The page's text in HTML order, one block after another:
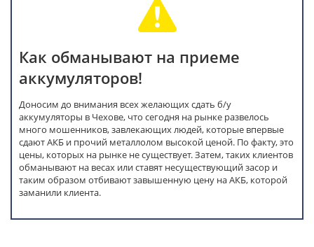
Как обманывают на приеме
аккумуляторов!
Доносим до внимания всех желающих сдать б/у
аккумуляторы в Чехове, что сегодня на рынке развелось
много мошенников, завлекающих людей, которые впервые
сдают АКБ и прочий металлолом высокой ценой. По факту, это
цены, которых на рынке не существует. Затем, таких клиентов
обманывают на весах или ставят несуществующий засор и
таким образом отбивают завышенную цену на АКБ, которой
заманили клиента.